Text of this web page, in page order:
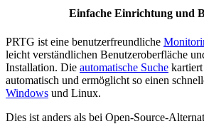
Einfache Einrichtung und
PRTG ist eine benutzerfreundliche
leicht verständlichen Benutzeroberfläche
Installation. Die automatische Suche
automatisch und ermöglicht so einen
Windows und Linux.
Dies ist anders als bei Open-Source-